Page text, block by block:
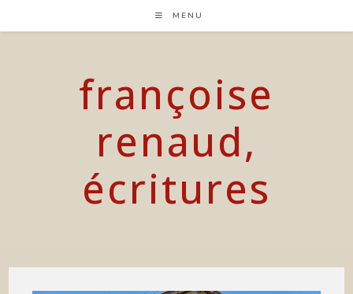
content
MENU
françoise
renaud,
écritures